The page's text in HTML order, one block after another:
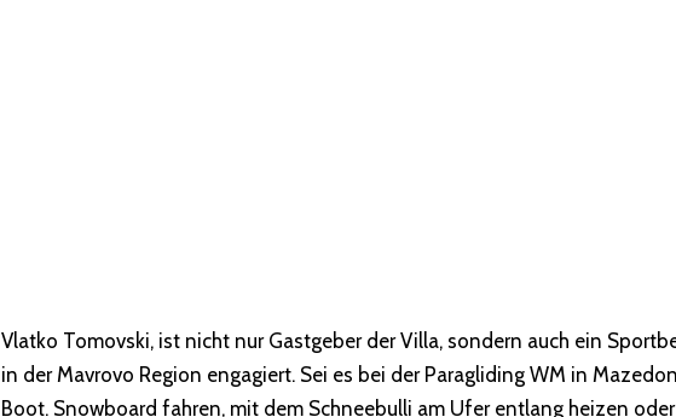
Vlatko Tomovski, ist nicht nur Gastgeber der Villa, sondern auch ein
in der Mavrovo Region engagiert. Sei es bei der Paragliding WM in
Boot. Snowboard fahren, mit dem Schneebulli am Ufer entlang heizen